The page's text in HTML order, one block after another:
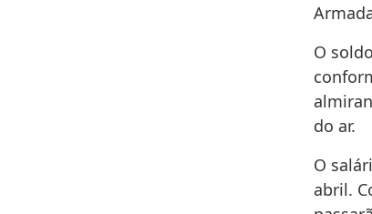
O
do ar.
O
abril.